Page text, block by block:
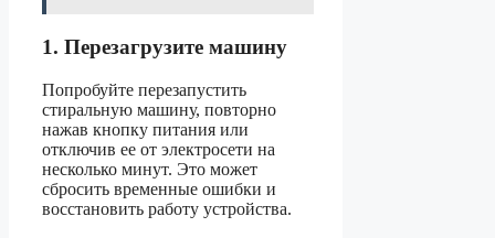
1. Перезагрузите машину
Попробуйте перезапустить
стиральную машину, повторно
нажав кнопку питания или
отключив ее от электросети на
несколько минут. Это может
сбросить временные ошибки и
восстановить работу устройства.